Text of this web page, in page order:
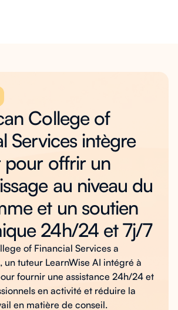
College of
Services intègre
pour offrir un
au niveau du
et un soutien
24h/24 et 7j/7
of Financial Services a
un tuteur LearnWise AI intégré à
fournir une assistance 24h/24 et
en activité et réduire la
en matière de conseil.